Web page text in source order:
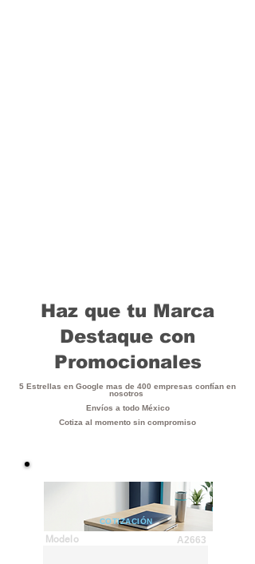
5 Estrellas en Google mas de 400 empresas confían en
nosotros
Envíos a todo México
Cotiza al momento sin compromiso
Haz que tu Marca
Destaque con
Promocionales
COTIZACIÓN
Modelo A2663